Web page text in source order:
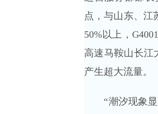
点，与山东、江
50%以上，
高速马鞍山长江
产生超大流量。
“潮汐现象显